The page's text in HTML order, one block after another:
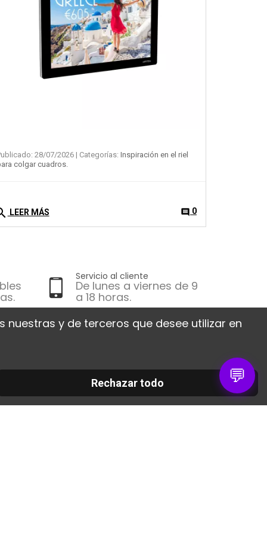
28/07/2026| Categorías: Inspiración en el riel
colgar cuadros.
LEER MÁS comment 0
Servicio al cliente
De lunes a viernes de 9
a 18 horas.
del sitio
34320 ROUJAN
Francia
02 30 96 05 86
💬
y de terceros que desee utilizar en
Rechazar todo